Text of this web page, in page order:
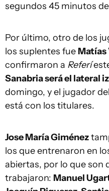
segundos 45 minutos
Por último, otro de los
los suplentes fue Matías
confirmaron a Referí
Sanabria será el lateral
domingo, y el jugador
está con los titulares.
Jose María Giménez
los que entrenaron en
abiertas, por lo que son
trabajaron: Manuel